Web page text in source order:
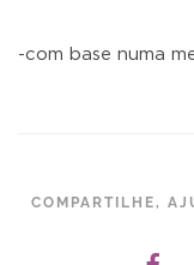
-com base numa
COMPARTILHE,